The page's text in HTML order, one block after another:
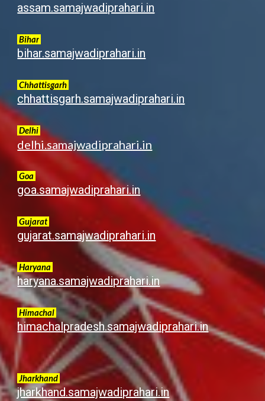
assam.samajwadiprahari.in
Bihar
bihar.samajwadiprahari.in
Chhattisgarh
chhattisgarh.samajwadiprahari.in
Delhi
delhi.samajwadiprahari.in
Goa
goa.samajwadiprahari.in
Gujarat
gujarat.samajwadiprahari.in
Haryana
haryana.samajwadiprahari.in
Himachal
himachalpradesh.samajwadiprahari.in
Jharkhand
jharkhand.samajwadiprahari.in